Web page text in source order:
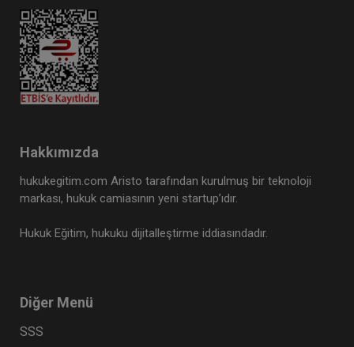
Hakkımızda
hukukegitim.com Aristo tarafından kurulmuş bir teknoloji
markası, hukuk camiasının yeni startup’ıdır.
Hukuk Eğitim, hukuku dijitalleştirme iddiasındadır.
Diğer Menü
SSS